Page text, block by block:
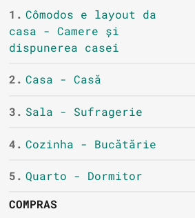
1. Cômodos e layout da
casa - Camere și
dispunerea casei
2. Casa - Casă
3. Sala - Sufragerie
4. Cozinha - Bucătărie
5. Quarto - Dormitor
COMPRAS